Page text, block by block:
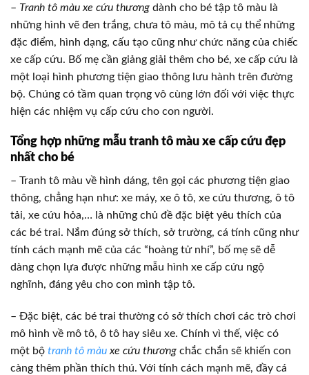
– Tranh tô màu xe cứu thương dành cho bé tập tô màu là
những hình vẽ đen trắng, chưa tô màu, mô tả cụ thể những
đặc điểm, hình dạng, cấu tạo cũng như chức năng của chiếc
xe cấp cứu. Bố mẹ cần giảng giải thêm cho bé, xe cấp cứu là
một loại hình phương tiện giao thông lưu hành trên đường
bộ. Chúng có tầm quan trọng vô cùng lớn đối với việc thực
hiện các nhiệm vụ cấp cứu cho con người.
Tổng hợp những mẫu tranh tô màu xe cấp cứu đẹp
nhất cho bé
– Tranh tô màu về hình dáng, tên gọi các phương tiện giao
thông, chẳng hạn như: xe máy, xe ô tô, xe cứu thương, ô tô
tải, xe cứu hỏa,… là những chủ đề đặc biệt yêu thích của
các bé trai. Nắm đúng sở thích, sở trường, cá tính cũng như
tính cách mạnh mẽ của các “hoàng tử nhí”, bố mẹ sẽ dễ
dàng chọn lựa được những mẫu hình xe cấp cứu ngộ
nghĩnh, đáng yêu cho con mình tập tô.
– Đặc biệt, các bé trai thường có sở thích chơi các trò chơi
mô hình về mô tô, ô tô hay siêu xe. Chính vì thế, việc có
một bộ tranh tô màuxe cứu thương chắc chắn sẽ khiến con
càng thêm phần thích thú. Với tính cách mạnh mẽ, đầy cá